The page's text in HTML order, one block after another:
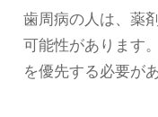
歯周病の人は、薬
可能性があります
を優先する必要が